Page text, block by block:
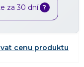
za 30 dní. ?